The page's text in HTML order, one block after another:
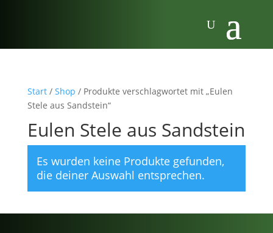
Start/ Shop / Produkte verschlagwortet mit „Eulen
Stele aus Sandstein“
Eulen Stele aus Sandstein
Es wurden keine Produkte gefunden,
die deiner Auswahl entsprechen.